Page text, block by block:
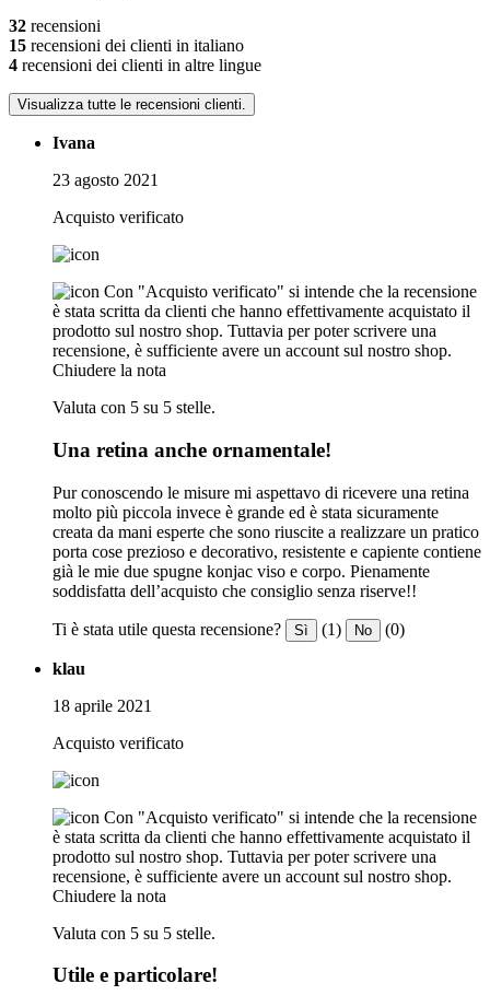
32 recensioni
15 recensioni dei clienti in italiano
4 recensioni dei clienti in altre lingue
Visualizza tutte le recensioni clienti.
Ivana
23 agosto 2021
Acquisto verificato
Con "Acquisto verificato" si intende che la recensione
è stata scritta da clienti che hanno effettivamente acquistato il
prodotto sul nostro shop. Tuttavia per poter scrivere una
recensione, è sufficiente avere un account sul nostro shop.
Chiudere la nota
Valuta con 5 su 5 stelle.
Una retina anche ornamentale!
Pur conoscendo le misure mi aspettavo di ricevere una retina
molto più piccola invece è grande ed è stata sicuramente
creata da mani esperte che sono riuscite a realizzare un pratico
porta cose prezioso e decorativo, resistente e capiente contiene
già le mie due spugne konjac viso e corpo. Pienamente
soddisfatta dell’acquisto che consiglio senza riserve!!
Ti è stata utile questa recensione? Sì (1) No (0)
klau
18 aprile 2021
Acquisto verificato
Con "Acquisto verificato" si intende che la recensione
è stata scritta da clienti che hanno effettivamente acquistato il
prodotto sul nostro shop. Tuttavia per poter scrivere una
recensione, è sufficiente avere un account sul nostro shop.
Chiudere la nota
Valuta con 5 su 5 stelle.
Utile e particolare!